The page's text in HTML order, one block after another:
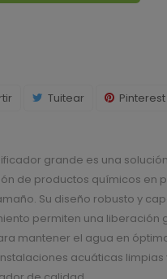
Tuitear Pinterest
grande es una
de productos químicos en
Su diseño robusto y
permiten una liberación
mantener el agua en
acuáticas limpias